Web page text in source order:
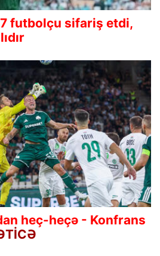
futbolçu sifariş etdi,
heç-heçə - Konfrans